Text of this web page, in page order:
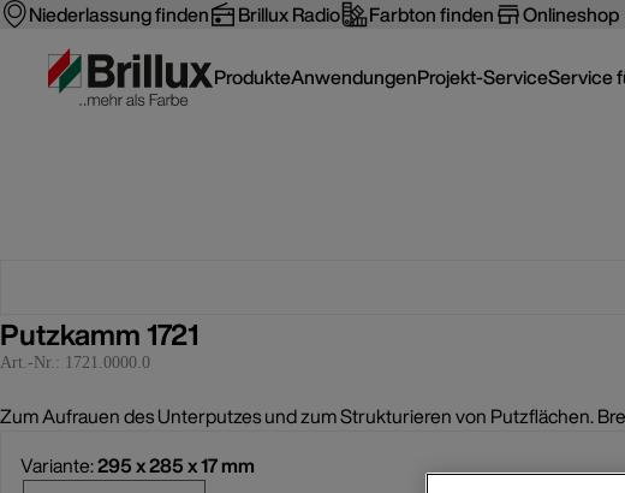
Niederlassung finden Brillux Radio Farbton finden Onlineshop
ProdukteAnwendungenProjekt-ServiceService
Putzkamm 1721
Art.-Nr.: 1721.0000.0
Zum Aufrauen des Unterputzes und zum Strukturieren von Putzflächen.
Variante:295 x 285 x 17 mm